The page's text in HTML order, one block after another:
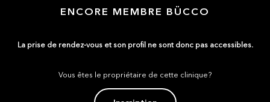
ENCORE MEMBRE BÜCCO
La prise de rendez-vous et son profil ne sont donc pas accessibles.
Vous êtes le propriétaire de cette clinique?